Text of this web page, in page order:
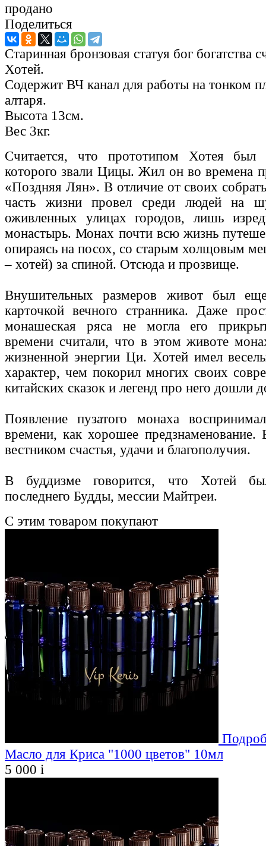
продано
Поделиться
Старинная бронзовая статуя бог богатства
Хотей.
Содержит ВЧ канал для работы на тонком
алтаря.
Высота 13см.
Вес 3кг.
Считается, что прототипом Хотея был
которого звали Цицы. Жил он во времена
«Поздняя Лян». В отличие от своих
часть жизни провел среди людей на
оживленных улицах городов, лишь
монастырь. Монах почти всю жизнь
опираясь на посох, со старым холщовым
– хотей) за спиной. Отсюда и прозвище.
Внушительных размеров живот был
карточкой вечного странника. Даже
монашеская ряса не могла его
времени считали, что в этом животе
жизненной энергии Ци. Хотей имел
характер, чем покорил многих своих
китайских сказок и легенд про него дошли
Появление пузатого монаха
времени, как хорошее предзнаменование.
вестником счастья, удачи и благополучия.
В буддизме говорится, что Хотей
последнего Будды, мессии Майтреи.
С этим товаром покупают
Масло для Криса "1000 цветов" 10мл
5 000 i